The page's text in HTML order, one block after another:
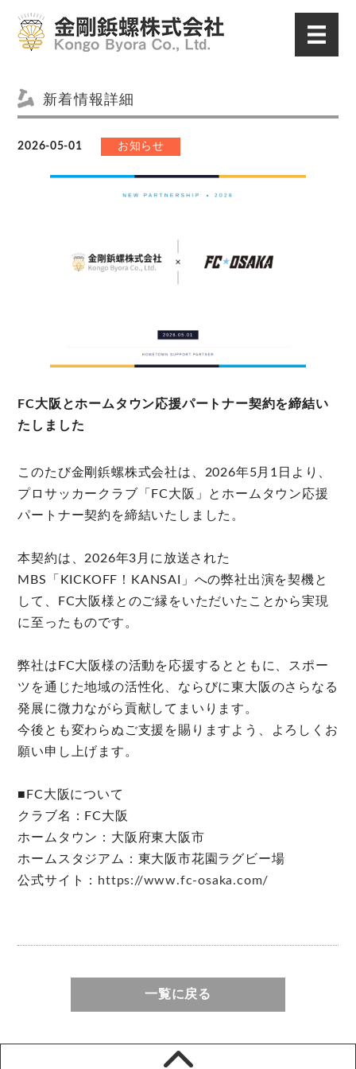
新着情報詳細
2026-05-01 お知らせ
FC大阪とホームタウン応援パートナー契約を締結い
たしました
このたび金剛鋲螺株式会社は、2026年5月1日より、
プロサッカークラブ「FC大阪」とホームタウン応援
パートナー契約を締結いたしました。
本契約は、2026年3月に放送された
MBS「KICKOFF！KANSAI」への弊社出演を契機と
して、FC大阪様とのご縁をいただいたことから実現
に至ったものです。
弊社はFC大阪様の活動を応援するとともに、スポー
ツを通じた地域の活性化、ならびに東大阪のさらなる
発展に微力ながら貢献してまいります。
今後とも変わらぬご支援を賜りますよう、よろしくお
願い申し上げます。
■FC大阪について
クラブ名：FC大阪
ホームタウン：大阪府東大阪市
ホームスタジアム：東大阪市花園ラグビー場
公式サイト：
https://www.fc-osaka.com/
一覧に戻る